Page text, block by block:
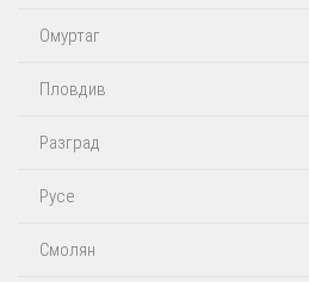
Омуртаг
Пловдив
Разград
Русе
Смолян